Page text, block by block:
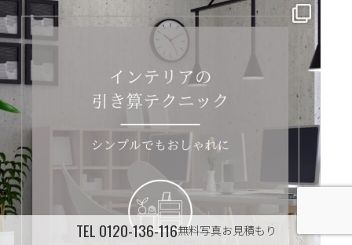
✨ シンプルでもおしゃれ！インテリアの引き算テクニック ✨
...
TEL 0120-136-116無料写真お見積もり